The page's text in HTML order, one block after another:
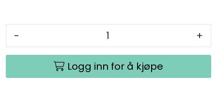
- +
Logg inn for å kjøpe